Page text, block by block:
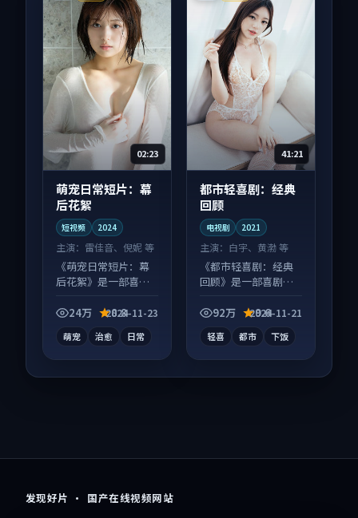
02:23
萌宠日常短片：幕
后花絮
短视频 2024
主演： 雷佳音、倪妮 等
《萌宠日常短片：幕
后花絮》是一部喜剧
物成长为内核，情感
24万 8.8
2024-11-23
萌宠 治愈 日常
41:21
都市轻喜剧：经典
回顾
电视剧 2021
主演： 白宇、黄渤 等
《都市轻喜剧：经典
回顾》是一部喜剧向
素齐全，观感爽快不
92万 9.6
2024-11-21
轻喜 都市 下饭
发现好片 · 国产在线视频网站